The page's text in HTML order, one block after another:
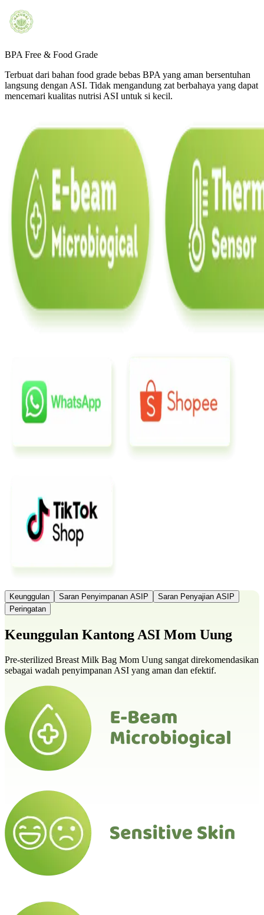
BPA Free & Food Grade
Terbuat dari bahan food grade bebas BPA yang aman bersentuhan
langsung dengan ASI. Tidak mengandung zat berbahaya yang dapat
mencemari kualitas nutrisi ASI untuk si kecil.
Keunggulan Saran Penyimpanan ASIP
Saran Penyajian ASIP
Peringatan
Keunggulan Kantong ASI Mom Uung
Pre-sterilized Breast Milk Bag Mom Uung sangat direkomendasikan
sebagai wadah penyimpanan ASI yang aman dan efektif.